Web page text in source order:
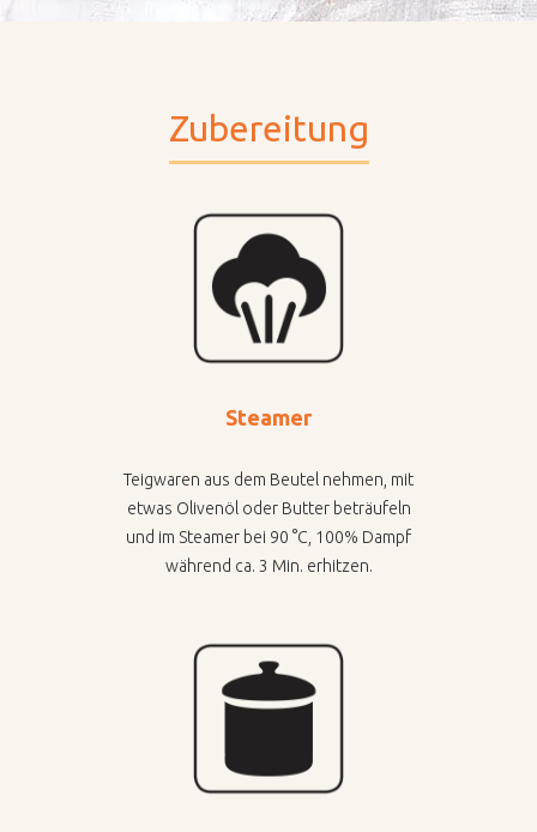
Zubereitung
Steamer
Teigwaren aus dem Beutel nehmen, mit
etwas Olivenöl oder Butter beträufeln
und im Steamer bei 90 °C, 100% Dampf
während ca. 3 Min. erhitzen.